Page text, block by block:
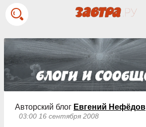
Авторский блог Евгений Нефёдов
03:00 16 сентября 2008